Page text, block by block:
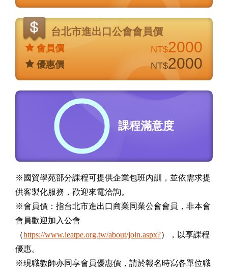
台北市進出口公會會員價
會員價 NT$2000
優惠價 NT$2000
課程滿意度
※國貿學苑部分課程可提供企業包班內訓，並依需求提
供客製化服務，歡迎來電洽詢。
※會員價：指台北市進出口商業同業公會會員，非本會
會員歡迎加入公會
（https://www.ieatpe.org.tw/about/join.aspx?），以享課程
優惠。
※現職教師亦同享會員優惠價，請於報名時寫各單位職